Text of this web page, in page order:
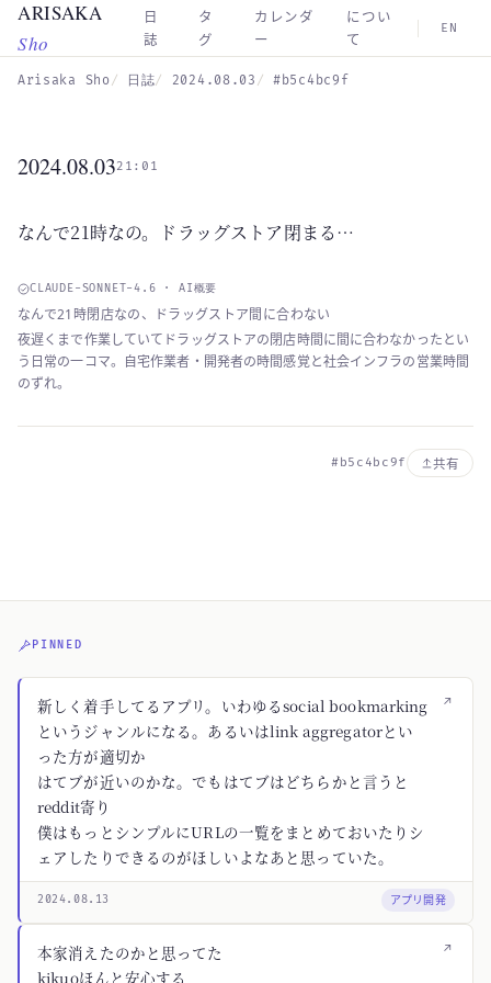
Skip to main content
ARISAKA
Sho
日
誌
タ
グ
カレンダ
ー
につい
て
EN
Arisaka Sho 日誌 2024.08.03 #b5c4bc9f
2024.08.0321:01
なんで21時なの。ドラッグストア閉まる…
CLAUDE-SONNET-4.6 · AI概要
なんで21時閉店なの、ドラッグストア間に合わない
夜遅くまで作業していてドラッグストアの閉店時間に間に合わなかったとい
う日常の一コマ。自宅作業者・開発者の時間感覚と社会インフラの営業時間
のずれ。
#b5c4bc9f 共有
PINNED
↗
新しく着手してるアプリ。いわゆるsocial bookmarking
というジャンルになる。あるいはlink aggregatorとい
った方が適切か
はてブが近いのかな。でもはてブはどちらかと言うと
reddit寄り
僕はもっとシンプルにURLの一覧をまとめておいたりシ
ェアしたりできるのがほしいよなあと思っていた。
2024.08.13 アプリ開発
↗
本家消えたのかと思ってた
kikuoほんと安心する